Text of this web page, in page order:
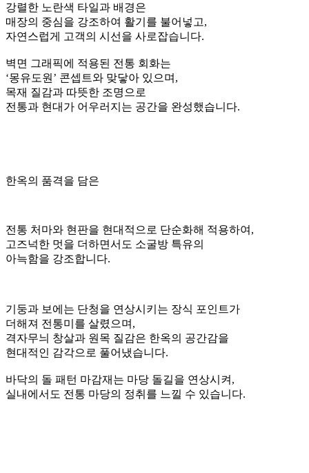
강렬한 노란색 타일과 배경은
매장의 중심을 강조하여 활기를 불어넣고,
자연스럽게 고객의 시선을 사로잡습니다.
벽면 그래픽에 적용된 전통 회화는
‘몽유도원’ 콘셉트와 맞닿아 있으며,
목재 질감과 따뜻한 조명으로
전통과 현대가 어우러지는 공간을 완성했습니다.
한옥의 품격을 담은
전통 처마와 현판을 현대적으로 단순화해 적용하여,
고즈넉한 멋을 더하면서도 소굴방 특유의
아늑함을 강조합니다.
기둥과 보에는 단청을 연상시키는 장식 포인트가
더해져 전통미를 살렸으며,
격자무늬 창살과 원목 질감은 한옥의 공간감을
현대적인 감각으로 풀어냈습니다.
바닥의 돌 패턴 마감재는 마당 돌길을 연상시켜,
실내에서도 전통 마당의 정취를 느낄 수 있습니다.